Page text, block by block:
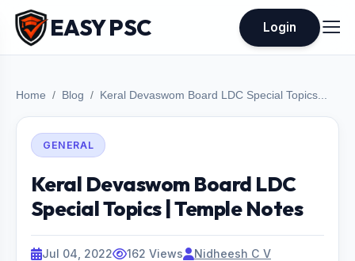
EASY PSC Login
Home Blog Keral Devaswom Board LDC Special Topics...
GENERAL
Keral Devaswom Board LDC
Special Topics | Temple Notes
Jul 04, 2022 162 Views Nidheesh C V